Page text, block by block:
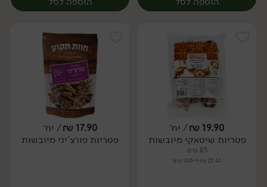
מארז מארז
19.90
₪/ יח׳
פטריות שיטאקי מיובשות
85 גרם
23.41 ₪ ל-100 גרם
17.90
₪/ יח׳
פטריות פורצ'יני מיובשות